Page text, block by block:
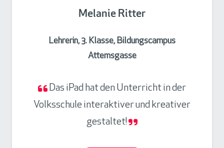
Melanie Ritter
Lehrerin, 3. Klasse, Bildungscampus
Attemsgasse
Das iPad hat den Unterricht in der
Volksschule interaktiver und kreativer
gestaltet!